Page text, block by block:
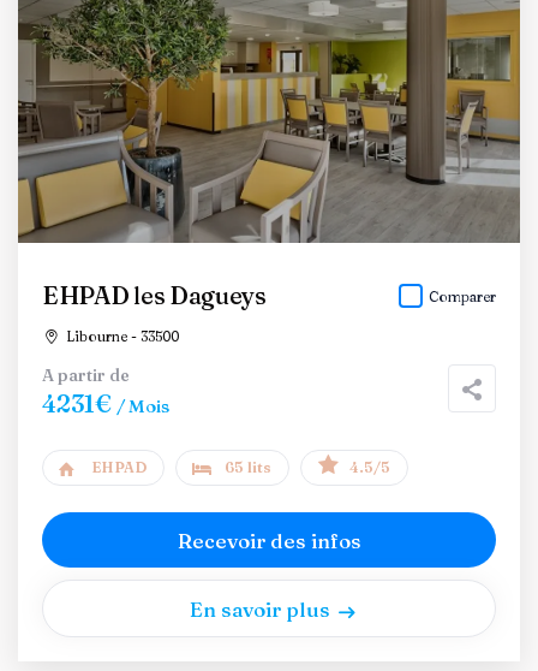
EHPAD les Dagueys
Libourne - 33500
Comparer
A partir de
4231€ / Mois
EHPAD 65 lits 4.5/5
Recevoir des infos
En savoir plus